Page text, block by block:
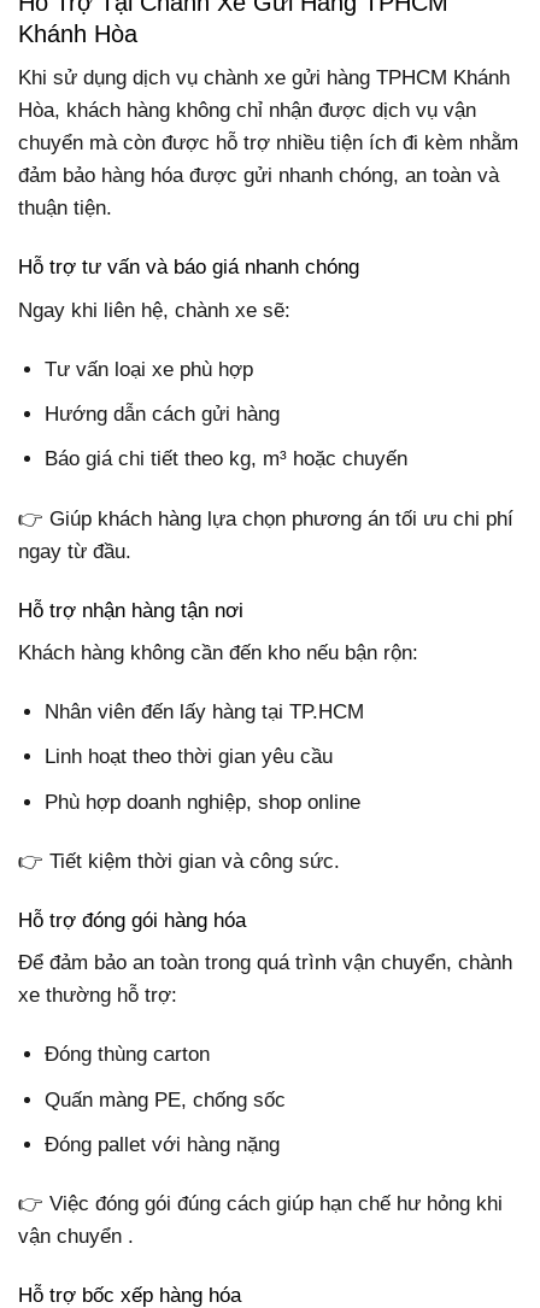
Khánh Hòa
Khi sử dụng dịch vụ chành xe gửi hàng TPHCM Khánh
Hòa, khách hàng không chỉ nhận được dịch vụ vận
chuyển mà còn được hỗ trợ nhiều tiện ích đi kèm nhằm
đảm bảo hàng hóa được gửi nhanh chóng, an toàn và
thuận tiện.
Hỗ trợ tư vấn và báo giá nhanh chóng
Ngay khi liên hệ, chành xe sẽ:
Tư vấn loại xe phù hợp
Hướng dẫn cách gửi hàng
Báo giá chi tiết theo kg, m³ hoặc chuyến
👉 Giúp khách hàng lựa chọn phương án tối ưu chi phí
ngay từ đầu.
Hỗ trợ nhận hàng tận nơi
Khách hàng không cần đến kho nếu bận rộn:
Nhân viên đến lấy hàng tại TP.HCM
Linh hoạt theo thời gian yêu cầu
Phù hợp doanh nghiệp, shop online
👉 Tiết kiệm thời gian và công sức.
Hỗ trợ đóng gói hàng hóa
Để đảm bảo an toàn trong quá trình vận chuyển, chành
xe thường hỗ trợ:
Đóng thùng carton
Quấn màng PE, chống sốc
Đóng pallet với hàng nặng
👉 Việc đóng gói đúng cách giúp hạn chế hư hỏng khi
vận chuyển .
Hỗ trợ bốc xếp hàng hóa